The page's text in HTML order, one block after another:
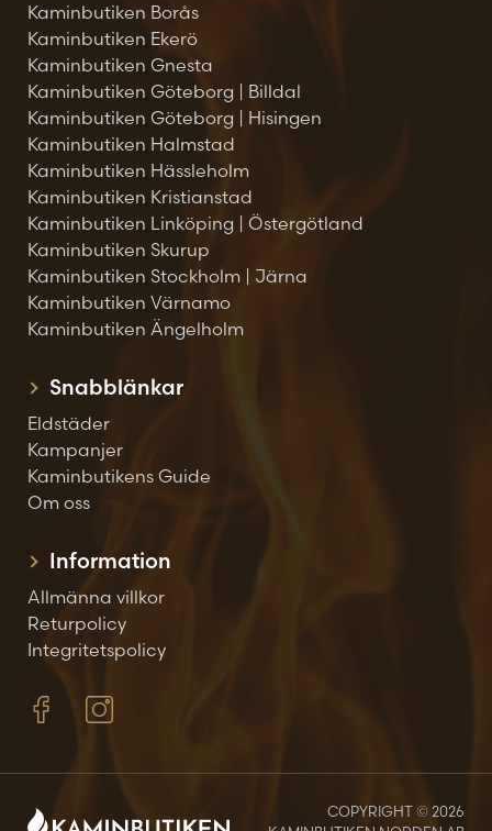
Kaminbutiken Borås
Kaminbutiken Ekerö
Kaminbutiken Gnesta
Kaminbutiken Göteborg | Billdal
Kaminbutiken Göteborg | Hisingen
Kaminbutiken Halmstad
Kaminbutiken Hässleholm
Kaminbutiken Kristianstad
Kaminbutiken Linköping | Östergötland
Kaminbutiken Skurup
Kaminbutiken Stockholm | Järna
Kaminbutiken Värnamo
Kaminbutiken Ängelholm
Snabblänkar
Eldstäder
Kampanjer
Kaminbutikens Guide
Om oss
Information
Allmänna villkor
Returpolicy
Integritetspolicy
COPYRIGHT © 2026